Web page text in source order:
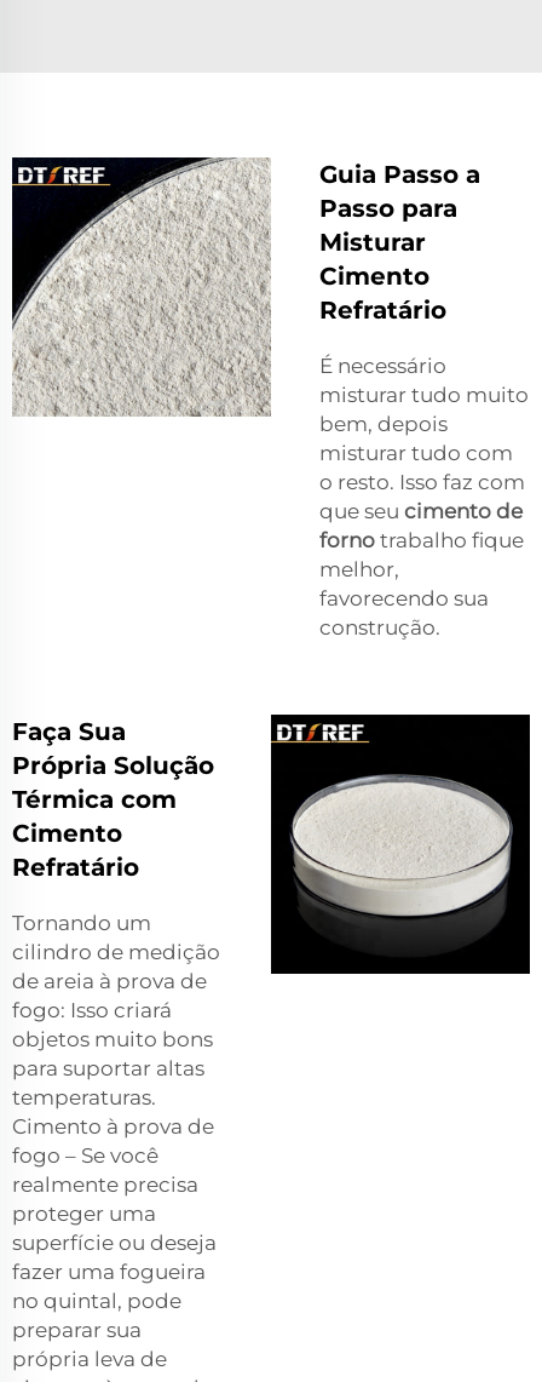
Guia Passo a
Passo para
Misturar
Cimento
Refratário
É necessário
misturar tudo muito
bem, depois
misturar tudo com
o resto. Isso faz com
que seu cimento de
forno trabalho fique
melhor,
favorecendo sua
construção.
Faça Sua
Própria Solução
Térmica com
Cimento
Refratário
Tornando um
cilindro de medição
de areia à prova de
fogo: Isso criará
objetos muito bons
para suportar altas
temperaturas.
Cimento à prova de
fogo – Se você
realmente precisa
proteger uma
superfície ou deseja
fazer uma fogueira
no quintal, pode
preparar sua
própria leva de